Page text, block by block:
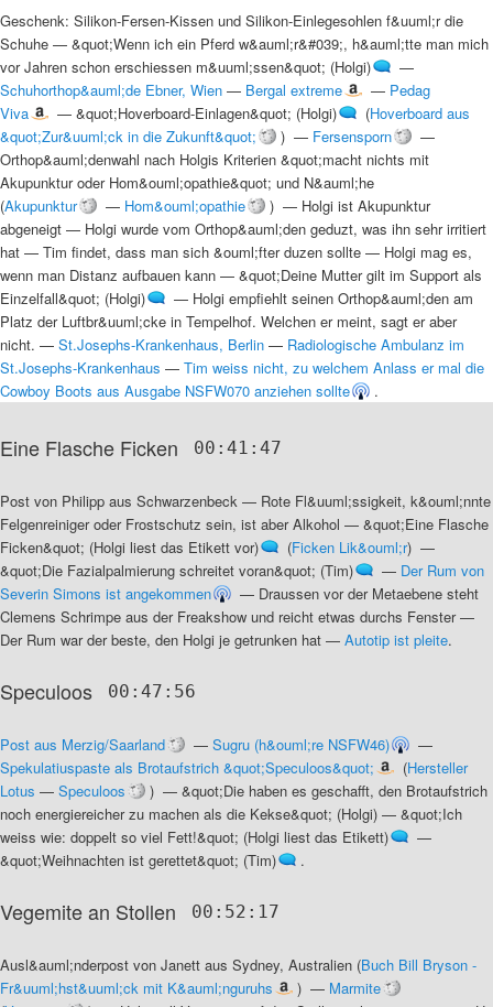
Geschenk: Silikon-Fersen-Kissen und Silikon-Einlegesohlen f&uuml;r die
Schuhe — &quot;Wenn ich ein Pferd w&auml;r&#039;, h&auml;tte man mich
vor Jahren schon erschiessen m&uuml;ssen&quot; (Holgi)
—
Schuhorthop&auml;de Ebner, Wien — Bergal extreme — Pedag
Viva
— &quot;Hoverboard-Einlagen&quot; (Holgi) (Hoverboard aus
&quot;Zur&uuml;ck in die Zukunft&quot;
) — Fersensporn
—
Orthop&auml;denwahl nach Holgis Kriterien &quot;macht nichts mit
Akupunktur oder Hom&ouml;opathie&quot; und N&auml;he
(Akupunktur — Hom&ouml;opathie ) — Holgi ist Akupunktur
abgeneigt — Holgi wurde vom Orthop&auml;den geduzt, was ihn sehr irritiert
hat — Tim findet, dass man sich &ouml;fter duzen sollte — Holgi mag es,
wenn man Distanz aufbauen kann — &quot;Deine Mutter gilt im Support als
Einzelfall&quot; (Holgi)
— Holgi empfiehlt seinen Orthop&auml;den am
Platz der Luftbr&uuml;cke in Tempelhof. Welchen er meint, sagt er aber
nicht. — St.Josephs-Krankenhaus, Berlin — Radiologische Ambulanz im
St.Josephs-Krankenhaus — Tim weiss nicht, zu welchem Anlass er mal die
Cowboy Boots aus Ausgabe NSFW070 anziehen sollte
.
Eine Flasche Ficken 00:41:47
Post von Philipp aus Schwarzenbeck — Rote Fl&uuml;ssigkeit, k&ouml;nnte
Felgenreiniger oder Frostschutz sein, ist aber Alkohol — &quot;Eine Flasche
Ficken&quot; (Holgi liest das Etikett vor)
(Ficken Lik&ouml;r) —
&quot;Die Fazialpalmierung schreitet voran&quot; (Tim)
— Der Rum von
Severin Simons ist angekommen
— Draussen vor der Metaebene steht
Clemens Schrimpe aus der Freakshow und reicht etwas durchs Fenster—
Der Rum war der beste, den Holgi je getrunken hat — Autotip ist pleite.
Speculoos 00:47:56
Post aus Merzig/Saarland — Sugru (h&ouml;re NSFW46)
—
Spekulatiuspaste als Brotaufstrich &quot;Speculoos&quot;
(Hersteller
Lotus — Speculoos ) — &quot;Die haben es geschafft, den Brotaufstrich
noch energiereicher zu machen als die Kekse&quot; (Holgi) — &quot;Ich
weiss wie: doppelt so viel Fett!&quot; (Holgi liest das Etikett)
—
&quot;Weihnachten ist gerettet&quot; (Tim)
.
Vegemite an Stollen 00:52:17
Ausl&auml;nderpost von Janett aus Sydney, Australien (Buch Bill Bryson -
Fr&uuml;hst&uuml;ck mit K&auml;nguruhs
) — Marmite